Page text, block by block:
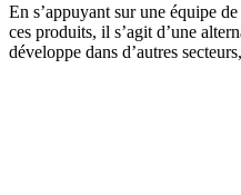
En s’appuyant sur une équipe
ces produits, il s’agit d’une
développe dans d’autres